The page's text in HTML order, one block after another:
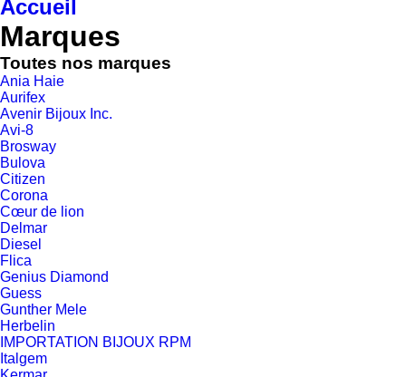
Accueil
Marques
Toutes nos marques
Ania Haie
Aurifex
Avenir Bijoux Inc.
Avi-8
Brosway
Bulova
Citizen
Corona
Cœur de lion
Delmar
Diesel
Flica
Genius Diamond
Guess
Gunther Mele
Herbelin
IMPORTATION BIJOUX RPM
Italgem